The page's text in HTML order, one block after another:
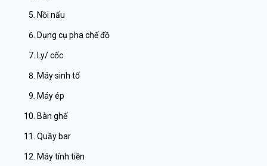
Nồi nấu
Dụng cụ pha chế đồ
Ly/ cốc
Máy sinh tố
Máy ép
Bàn ghế
Quầy bar
Máy tính tiền